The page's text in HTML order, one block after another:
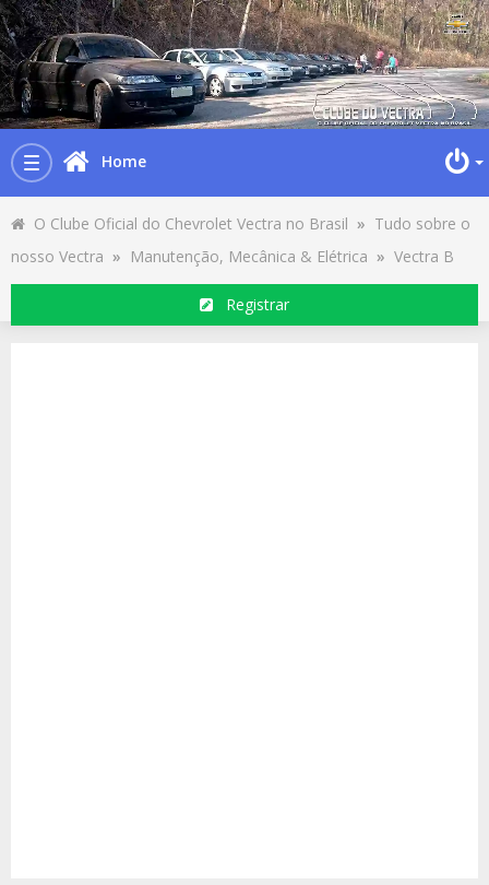
Toggle
navigation
Home
O Clube Oficial do Chevrolet Vectra no Brasil » Tudo sobre o
nosso Vectra » Manutenção, Mecânica & Elétrica » Vectra B
Registrar